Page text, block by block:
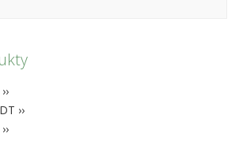
››
››
››